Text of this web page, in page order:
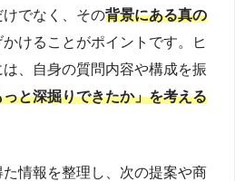
でなく、その背景にある真の
かけることがポイントです。ヒ
、自身の質問内容や構成を振
と深掘りできたか」を考える
情報を整理し、次の提案や商